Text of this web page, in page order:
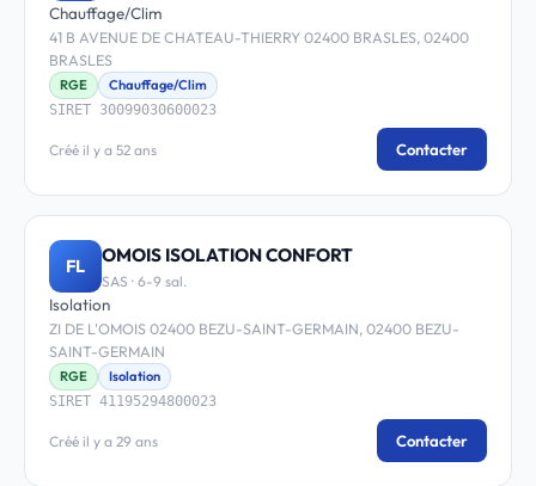
Chauffage/Clim
41 B AVENUE DE CHATEAU-THIERRY 02400 BRASLES, 02400
BRASLES
RGE
Chauffage/Clim
SIRET 30099030600023
Créé il y a 52 ans Contacter
FL OMOIS ISOLATION CONFORT
SAS · 6-9 sal.
Isolation
ZI DE L'OMOIS 02400 BEZU-SAINT-GERMAIN, 02400 BEZU-
SAINT-GERMAIN
RGE
Isolation
SIRET 41195294800023
Créé il y a 29 ans Contacter